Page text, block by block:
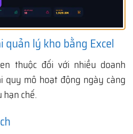
quản lý kho bằng Excel
thuộc đối với nhiều doanh
quy mô hoạt động ngày càng
hạn chế.